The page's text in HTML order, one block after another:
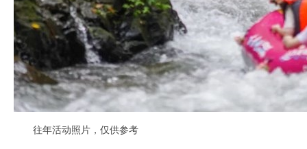
往年活动照片，仅供参考